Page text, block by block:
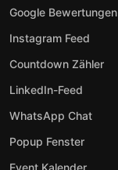
Google Bewertungen
Instagram Feed
Countdown Zähler
LinkedIn-Feed
WhatsApp Chat
Popup Fenster
Event Kalender